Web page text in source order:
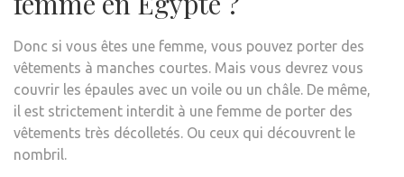
Donc si vous êtes une femme, vous pouvez porter des
vêtements à manches courtes. Mais vous devrez vous
couvrir les épaules avec un voile ou un châle. De même,
il est strictement interdit à une femme de porter des
vêtements très décolletés. Ou ceux qui découvrent le
nombril.